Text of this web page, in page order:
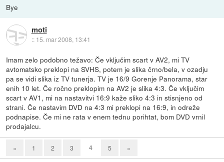
Bye
moti
:: 15. mar 2008, 13:41
Imam zelo podobno težavo: Če vključim scart v AV2, mi TV
avtomatsko preklopi na SVHS, potem je slika črno/bela, v ozadju
pa se vidi slika iz TV tunerja. TV je 16/9 Gorenje Panorama, star
enih 10 let. Če ročno preklopim na AV2 je slika 4:3. Če vključim
scart v AV1, mi na nastavitvi 16:9 kaže sliko 4:3 in stisnjeno od
strani. Če nastavim DVD na 4:3 mi preklopi na 16:9, in odreže
podnapise. Če mi ne rata v enem tednu porihtat, bom DVD vrnil
prodajalcu.
« 1 2 3 4 5 »